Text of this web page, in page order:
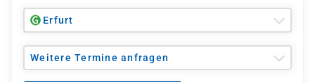
Erfurt
Weitere Termine anfragen